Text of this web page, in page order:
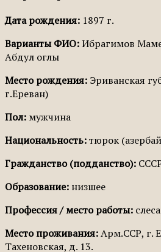
Дата рождения: 1897 г.
Варианты ФИО:Ибрагимов
Абдул оглы
Место рождения: Эриванская
г.Ереван)
Пол: мужчина
Национальность:тюрок
Гражданство (подданство):
Образование: низшее
Профессия / место работы:
Место проживания:Арм.ССР, г.
Тахеновская, д. 13.